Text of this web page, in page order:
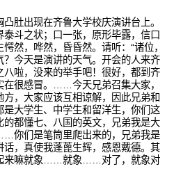
肚出现在齐鲁大学校庆演讲台上。
斗之状；口一张，原形毕露，信口
然，哗然，昏昏然。请听：“诸位，
今天是演讲的天气。开会的人来齐
八啦，没来的举手吧！很好，都到齐
在很感冒。……今天兄弟召集大家，
，大家应该互相谅解，因此兄弟和
大学生、中学生和留洋生，你们这
都懂七、八国的英文，兄弟我是大
你们是笔筒里爬出来的，兄弟我是
，真使我蓬蓖生辉，感恩戴德。其
来嘛就象……就象……对了，就象对